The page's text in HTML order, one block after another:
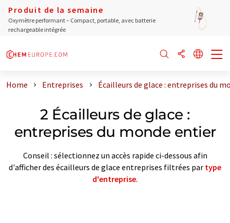
Produit de la semaine
Oxymètre performant – Compact, portable, avec batterie
rechargeable intégrée
Home Entreprises Écailleurs de glace : entreprises du
2 Écailleurs de glace :
entreprises du monde entier
Conseil : sélectionnez un accès rapide ci-dessous afin
d'afficher des écailleurs de glace entreprises filtrées par type
d'entreprise.